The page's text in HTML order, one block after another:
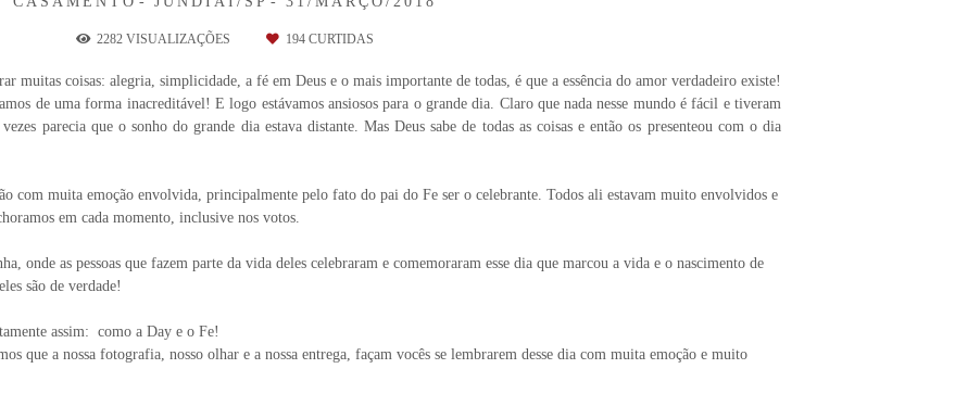
2282 VISUALIZAÇÕES 194 CURTIDAS
muitas coisas: alegria, simplicidade, a fé em Deus e o mais importante de todas, é que a essência do amor verdadeiro existe!
de uma forma inacreditável! E logo estávamos ansiosos para o grande dia. Claro que nada nesse mundo é fácil e tiveram
parecia que o sonho do grande dia estava distante. Mas Deus sabe de todas as coisas e então os presenteou com o dia
com muita emoção envolvida, principalmente pelo fato do pai do Fe ser o celebrante. Todos ali estavam muito envolvidos e
em cada momento, inclusive nos votos.
onde as pessoas que fazem parte da vida deles celebraram e comemoraram esse dia que marcou a vida e o nascimento de
são de verdade!
assim: como a Day e o Fe!
que a nossa fotografia, nosso olhar e a nossa entrega, façam vocês se lembrarem desse dia com muita emoção e muito